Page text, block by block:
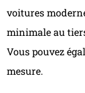
voitures
minimale au
Vous pouvez
mesure.